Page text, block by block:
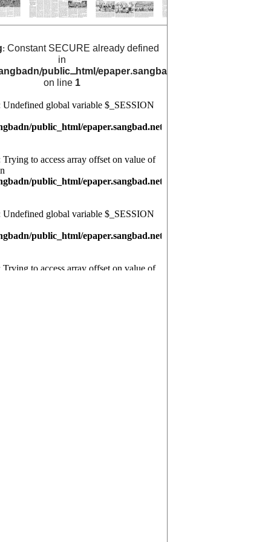
: Constant SECURE already defined
in
public_html/epaper.sangbad.net.bd/
on line 1